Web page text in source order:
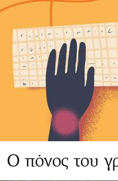
Ο πόνος του